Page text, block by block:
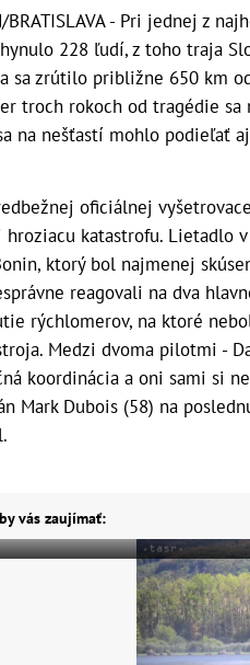
BRATISLAVA - Pri jednej z
228 ľudí, z toho traja
sa zrútilo približne 650 km
troch rokoch od tragédie
na nešťastí mohlo podieľať
oficiálnej
katastrofu. Lietadlo
ktorý bol najmenej
reagovali na dva
rýchlomerov, na ktoré
Medzi dvoma pilotmi -
koordinácia a oni sami si
Mark Dubois (58) na
vás zaujímať: